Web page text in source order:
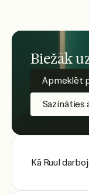
Biežāk
Apmeklēt
Sazināties
Kā Ruul